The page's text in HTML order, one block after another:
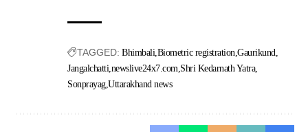
TAGGED: Bhimbali Biometric registration Gaurikund
Jangalchatti newslive24x7.com Shri Kedarnath Yatra
Sonprayag Uttarakhand news